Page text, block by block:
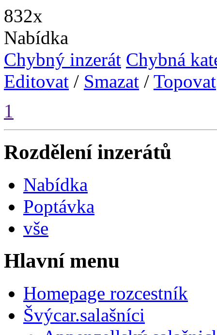
832x
Nabídka
Chybný inzerát Chybná
Editovat / Smazat / Topovat
1
Rozdělení inzerátů
Nabídka
Poptávka
vše
Hlavní menu
Homepage rozcestník
Švýcar.salašníci